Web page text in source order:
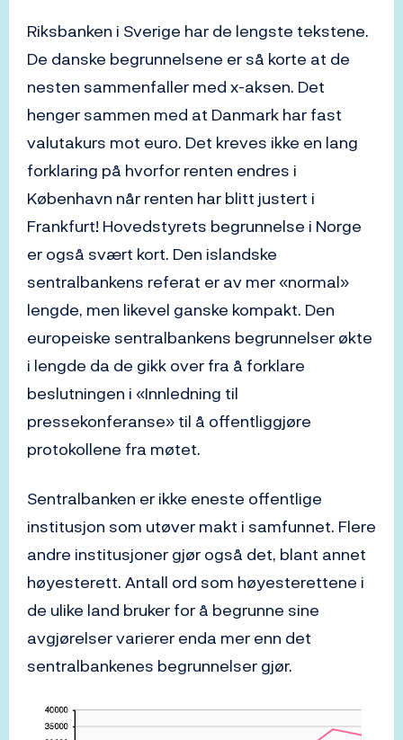
Riksbanken i Sverige har de lengste tekstene.
De danske begrunnelsene er så korte at de
nesten sammenfaller med x-aksen. Det
henger sammen med at Danmark har fast
valutakurs mot euro. Det kreves ikke en lang
forklaring på hvorfor renten endres i
København når renten har blitt justert i
Frankfurt! Hovedstyrets begrunnelse i Norge
er også svært kort. Den islandske
sentralbankens referat er av mer «normal»
lengde, men likevel ganske kompakt. Den
europeiske sentralbankens begrunnelser økte
i lengde da de gikk over fra å forklare
beslutningen i «Innledning til
pressekonferanse» til å offentliggjøre
protokollene fra møtet.
Sentralbanken er ikke eneste offentlige
institusjon som utøver makt i samfunnet. Flere
andre institusjoner gjør også det, blant annet
høyesterett. Antall ord som høyesterettene i
de ulike land bruker for å begrunne sine
avgjørelser varierer enda mer enn det
sentralbankenes begrunnelser gjør.